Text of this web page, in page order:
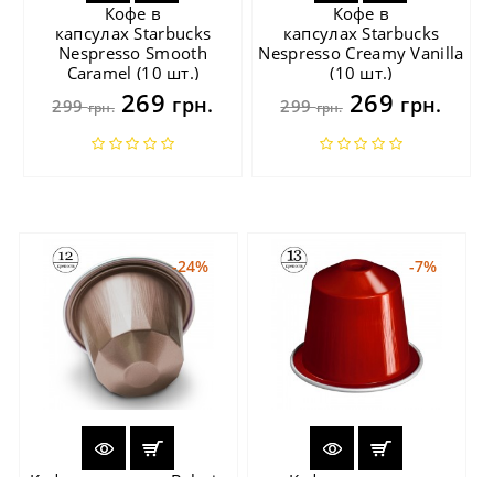
Кофе в
капсулах Starbucks
Nespresso Smooth
Caramel (10 шт.)
299грн.269 грн.
Кофе в
капсулах Starbucks
Nespresso Creamy Vanilla
(10 шт.)
299грн.269 грн.
-24% -7%